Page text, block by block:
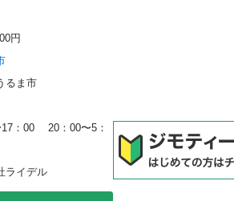
円
るま市
：00 　20：00〜5：
ライデル